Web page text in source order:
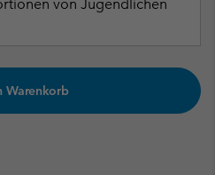
von Jugendlichen
Warenkorb